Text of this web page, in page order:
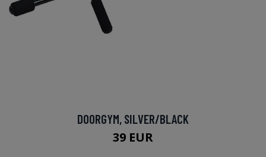
DOORGYM, SILVER/BLACK
39 EUR